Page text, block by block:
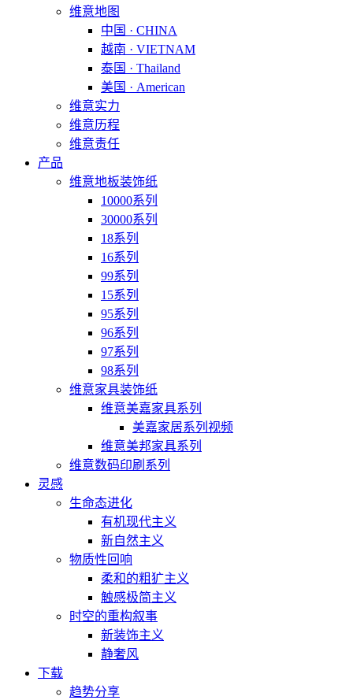
维意地图
中国 · CHINA
越南 · VIETNAM
泰国 · Thailand
美国 · American
维意实力
维意历程
维意责任
产品
维意地板装饰纸
10000系列
30000系列
18系列
16系列
99系列
15系列
95系列
96系列
97系列
98系列
维意家具装饰纸
维意美嘉家具系列
美嘉家居系列视频
维意美邦家具系列
维意数码印刷系列
灵感
生命态进化
有机现代主义
新自然主义
物质性回响
柔和的粗犷主义
触感极简主义
时空的重构叙事
新装饰主义
静奢风
下载
趋势分享